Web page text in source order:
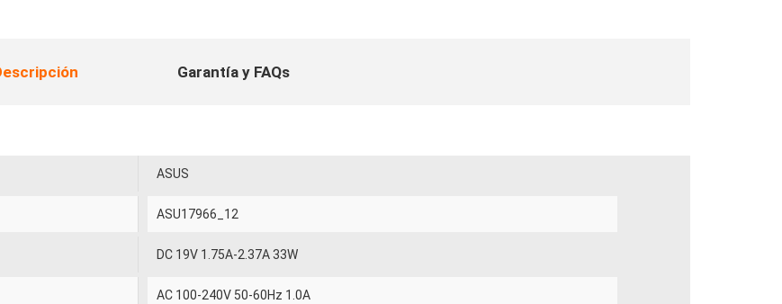
Garantía y FAQs
ASUS
ASU17966_12
DC 19V 1.75A-2.37A 33W
AC 100-240V 50-60Hz 1.0A